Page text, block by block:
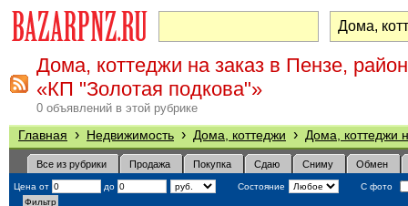
Дома, коттеджи на заказ в Пензе, район
«КП "Золотая подкова"»
0 объявлений в этой рубрике
Главная › Недвижимость › Дома, коттеджи › Дома, коттеджи
Все из рубрики Продажа Покупка Сдаю Сниму Обмен
Цена от до Состояние С фото